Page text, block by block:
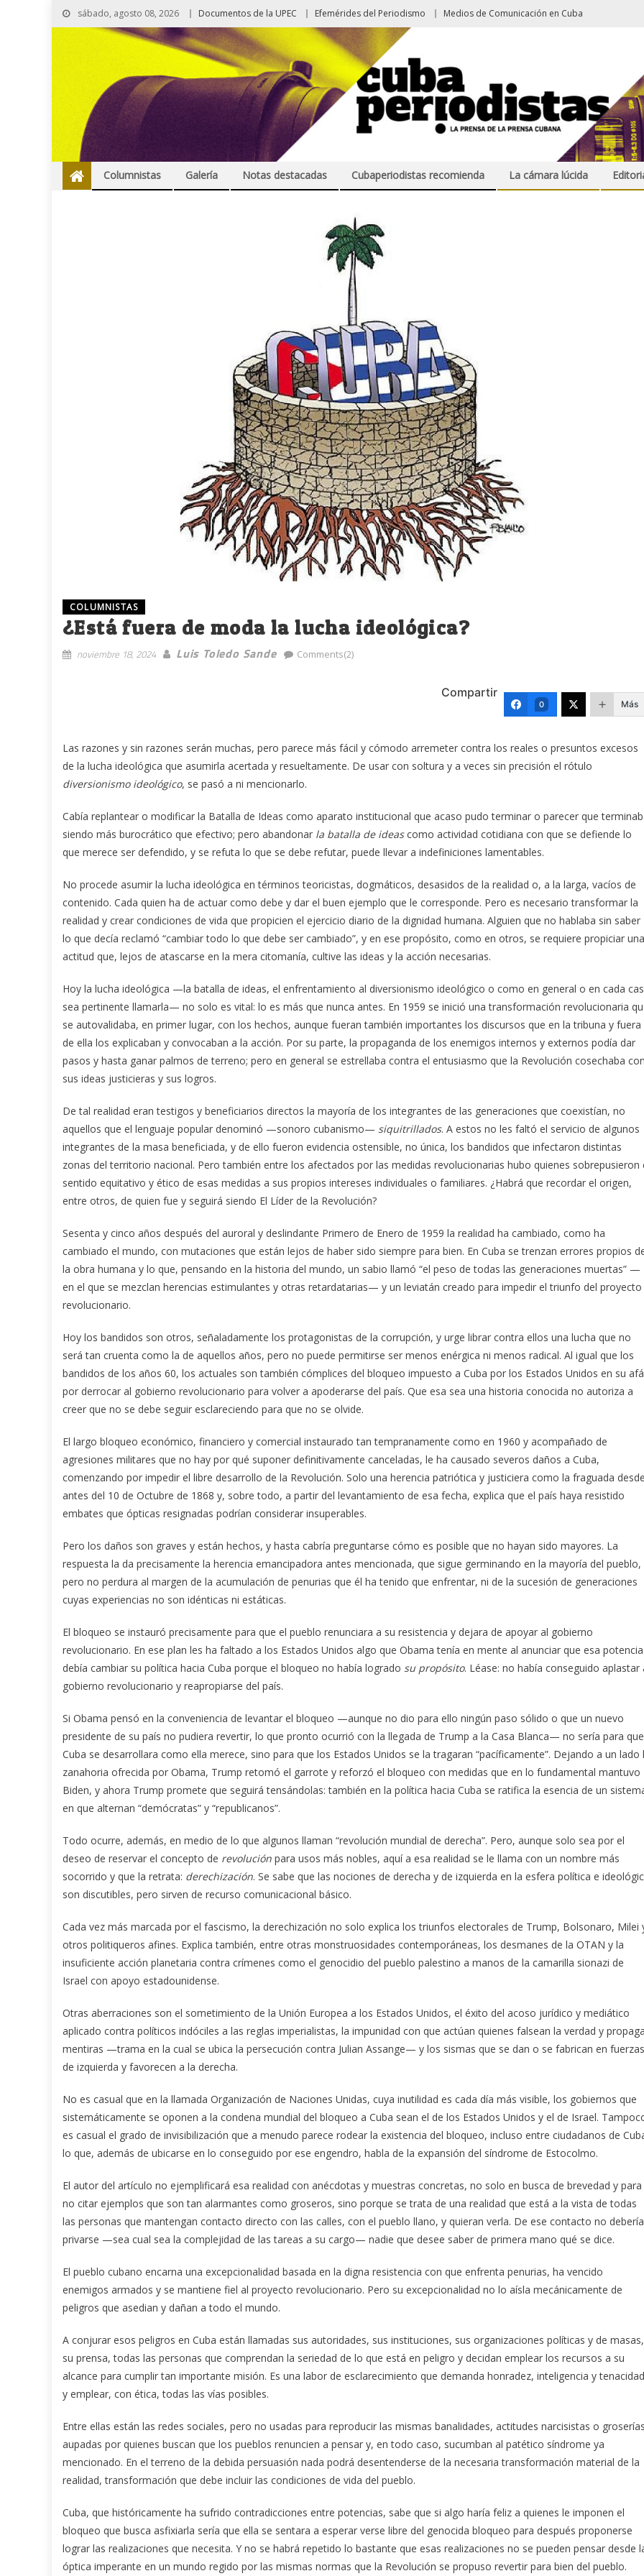
sábado, agosto 08, 2026 Documentos de la UPEC Efemérides del Periodismo Medios de Comunicación en Cuba
Columnistas Galería Notas destacadas Cubaperiodistas recomienda La cámara lúcida
COLUMNISTAS
¿Está fuera de moda la lucha ideológica?
noviembre 18, 2024 Luis Toledo Sande Comments(2)
Compartir
0 Más
Las razones y sin razones serán muchas, pero parece más fácil y cómodo arremeter contra los reales o presuntos excesos
de la lucha ideológica que asumirla acertada y resueltamente. De usar con soltura y a veces sin precisión el rótulo
diversionismo ideológico, se pasó a ni mencionarlo.
Cabía replantear o modificar la Batalla de Ideas como aparato institucional que acaso pudo terminar o parecer que
siendo más burocrático que efectivo; pero abandonar la batalla de ideascomo actividad cotidiana con que se defiende lo
que merece ser defendido, y se refuta lo que se debe refutar, puede llevar a indefiniciones lamentables.
No procede asumir la lucha ideológica en términos teoricistas, dogmáticos, desasidos de la realidad o, a la larga, vacíos de
contenido. Cada quien ha de actuar como debe y dar el buen ejemplo que le corresponde. Pero es necesario transformar la
realidad y crear condiciones de vida que propicien el ejercicio diario de la dignidad humana. Alguien que no hablaba sin saber
lo que decía reclamó “cambiar todo lo que debe ser cambiado”, y en ese propósito, como en otros, se requiere propiciar una
actitud que, lejos de atascarse en la mera citomanía, cultive las ideas y la acción necesarias.
Hoy la lucha ideológica —la batalla de ideas, el enfrentamiento al diversionismo ideológico o como en general o en cada
sea pertinente llamarla— no solo es vital: lo es más que nunca antes. En 1959 se inició una transformación revolucionaria
se autovalidaba, en primer lugar, con los hechos, aunque fueran también importantes los discursos que en la tribuna y fuera
de ella los explicaban y convocaban a la acción. Por su parte, la propaganda de los enemigos internos y externos podía dar
pasos y hasta ganar palmos de terreno; pero en general se estrellaba contra el entusiasmo que la Revolución cosechaba
sus ideas justicieras y sus logros.
De tal realidad eran testigos y beneficiarios directos la mayoría de los integrantes de las generaciones que coexistían, no
aquellos que el lenguaje popular denominó —sonoro cubanismo— siquitrillados. A estos no les faltó el servicio de algunos
integrantes de la masa beneficiada, y de ello fueron evidencia ostensible, no única, los bandidos que infectaron distintas
zonas del territorio nacional. Pero también entre los afectados por las medidas revolucionarias hubo quienes sobrepusieron
sentido equitativo y ético de esas medidas a sus propios intereses individuales o familiares. ¿Habrá que recordar el origen,
entre otros, de quien fue y seguirá siendo El Líder de la Revolución?
Sesenta y cinco años después del auroral y deslindante Primero de Enero de 1959 la realidad ha cambiado, como ha
cambiado el mundo, con mutaciones que están lejos de haber sido siempre para bien. En Cuba se trenzan errores propios
la obra humana y lo que, pensando en la historia del mundo, un sabio llamó “el peso de todas las generaciones muertas” —
en el que se mezclan herencias estimulantes y otras retardatarias— y un leviatán creado para impedir el triunfo del proyecto
revolucionario.
Hoy los bandidos son otros, señaladamente los protagonistas de la corrupción, y urge librar contra ellos una lucha que no
será tan cruenta como la de aquellos años, pero no puede permitirse ser menos enérgica ni menos radical. Al igual que los
bandidos de los años 60, los actuales son también cómplices del bloqueo impuesto a Cuba por los Estados Unidos en su
por derrocar al gobierno revolucionario para volver a apoderarse del país. Que esa sea una historia conocida no autoriza a
creer que no se debe seguir esclareciendo para que no se olvide.
El largo bloqueo económico, financiero y comercial instaurado tan tempranamente como en 1960 y acompañado de
agresiones militares que no hay por qué suponer definitivamente canceladas, le ha causado severos daños a Cuba,
comenzando por impedir el libre desarrollo de la Revolución. Solo una herencia patriótica y justiciera como la fraguada
antes del 10 de Octubre de 1868 y, sobre todo, a partir del levantamiento de esa fecha, explica que el país haya resistido
embates que ópticas resignadas podrían considerar insuperables.
Pero los daños son graves y están hechos, y hasta cabría preguntarse cómo es posible que no hayan sido mayores. La
respuesta la da precisamente la herencia emancipadora antes mencionada, que sigue germinando en la mayoría del pueblo,
pero no perdura al margen de la acumulación de penurias que él ha tenido que enfrentar, ni de la sucesión de generaciones
cuyas experiencias no son idénticas ni estáticas.
El bloqueo se instauró precisamente para que el pueblo renunciara a su resistencia y dejara de apoyar al gobierno
revolucionario. En ese plan les ha faltado a los Estados Unidos algo que Obama tenía en mente al anunciar que esa potencia
debía cambiar su política hacia Cuba porque el bloqueo no había logrado su propósito. Léase: no había conseguido aplastar
gobierno revolucionario y reapropiarse del país.
Si Obama pensó en la conveniencia de levantar el bloqueo —aunque no dio para ello ningún paso sólido o que un nuevo
presidente de su país no pudiera revertir, lo que pronto ocurrió con la llegada de Trump a la Casa Blanca— no sería para que
Cuba se desarrollara como ella merece, sino para que los Estados Unidos se la tragaran “pacíficamente”. Dejando a un lado
zanahoria ofrecida por Obama, Trump retomó el garrote y reforzó el bloqueo con medidas que en lo fundamental mantuvo
Biden, y ahora Trump promete que seguirá tensándolas: también en la política hacia Cuba se ratifica la esencia de un
en que alternan “demócratas” y “republicanos”.
Todo ocurre, además, en medio de lo que algunos llaman “revolución mundial de derecha”. Pero, aunque solo sea por el
deseo de reservar el concepto de revolución para usos más nobles, aquí a esa realidad se le llama con un nombre más
socorrido y que la retrata: derechización. Se sabe que las nociones de derecha y de izquierda en la esfera política e
son discutibles, pero sirven de recurso comunicacional básico.
Cada vez más marcada por el fascismo, la derechización no solo explica los triunfos electorales de Trump, Bolsonaro, Milei
otros politiqueros afines. Explica también, entre otras monstruosidades contemporáneas, los desmanes de la OTAN y la
insuficiente acción planetaria contra crímenes como el genocidio del pueblo palestino a manos de la camarilla sionazi de
Israel con apoyo estadounidense.
Otras aberraciones son el sometimiento de la Unión Europea a los Estados Unidos, el éxito del acoso jurídico y mediático
aplicado contra políticos indóciles a las reglas imperialistas, la impunidad con que actúan quienes falsean la verdad y
mentiras —trama en la cual se ubica la persecución contra Julian Assange— y los sismas que se dan o se fabrican en fuerzas
de izquierda y favorecen a la derecha.
No es casual que en la llamada Organización de Naciones Unidas, cuya inutilidad es cada día más visible, los gobiernos que
sistemáticamente se oponen a la condena mundial del bloqueo a Cuba sean el de los Estados Unidos y el de Israel.
es casual el grado de invisibilización que a menudo parece rodear la existencia del bloqueo, incluso entre ciudadanos de
lo que, además de ubicarse en lo conseguido por ese engendro, habla de la expansión del síndrome de Estocolmo.
El autor del artículo no ejemplificará esa realidad con anécdotas y muestras concretas, no solo en busca de brevedad y para
no citar ejemplos que son tan alarmantes como groseros, sino porque se trata de una realidad que está a la vista de todas
las personas que mantengan contacto directo con las calles, con el pueblo llano, y quieran verla. De ese contacto no debería
privarse —sea cual sea la complejidad de las tareas a su cargo— nadie que desee saber de primera mano qué se dice.
El pueblo cubano encarna una excepcionalidad basada en la digna resistencia con que enfrenta penurias, ha vencido
enemigos armados y se mantiene fiel al proyecto revolucionario. Pero su excepcionalidad no lo aísla mecánicamente de
peligros que asedian y dañan a todo el mundo.
A conjurar esos peligros en Cuba están llamadas sus autoridades, sus instituciones, sus organizaciones políticas y de masas,
su prensa, todas las personas que comprendan la seriedad de lo que está en peligro y decidan emplear los recursos a su
alcance para cumplir tan importante misión. Es una labor de esclarecimiento que demanda honradez, inteligencia y
y emplear, con ética, todas las vías posibles.
Entre ellas están las redes sociales, pero no usadas para reproducir las mismas banalidades, actitudes narcisistas o
aupadas por quienes buscan que los pueblos renuncien a pensar y, en todo caso, sucumban al patético síndrome ya
mencionado. En el terreno de la debida persuasión nada podrá desentenderse de la necesaria transformación material de la
realidad, transformación que debe incluir las condiciones de vida del pueblo.
Cuba, que históricamente ha sufrido contradicciones entre potencias, sabe que si algo haría feliz a quienes le imponen el
bloqueo que busca asfixiarla sería que ella se sentara a esperar verse libre del genocida bloqueo para después proponerse
lograr las realizaciones que necesita. Y no se habrá repetido lo bastante que esas realizaciones no se pueden pensar desde
óptica imperante en un mundo regido por las mismas normas que la Revolución se propuso revertir para bien del pueblo.